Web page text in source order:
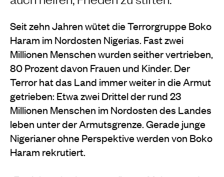
Seit zehn Jahren wütet die Terrorgruppe Boko
Haram im Nordosten Nigerias. Fast zwei
Millionen Menschen wurden seither vertrieben,
80 Prozent davon Frauen und Kinder. Der
Terror hat das Land immer weiter in die Armut
getrieben: Etwa zwei Drittel der rund 23
Millionen Menschen im Nordosten des Landes
leben unter der Armutsgrenze. Gerade junge
Nigerianer ohne Perspektive werden von Boko
Haram rekrutiert.